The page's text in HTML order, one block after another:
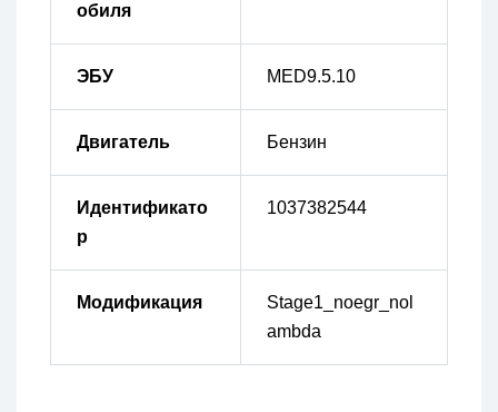
обиля
ЭБУ MED9.5.10
Двигатель Бензин
Идентификато
р
1037382544
Модификация
Stage1_noegr_nol
ambda